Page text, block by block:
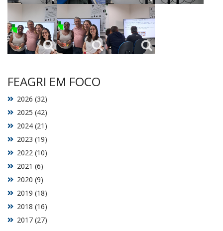
FEAGRI EM FOCO
2023 (19)
2024 (21)
2025 (42)
2026 (32)